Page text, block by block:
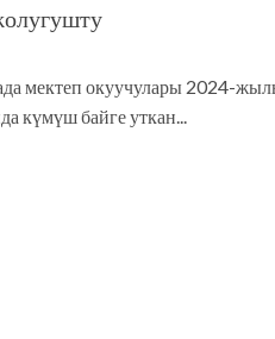
мектеп окуучулары 2024-
күмүш байге уткан...